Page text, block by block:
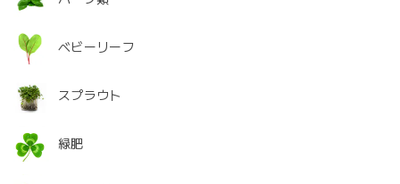
ベビーリーフ
スプラウト
緑肥